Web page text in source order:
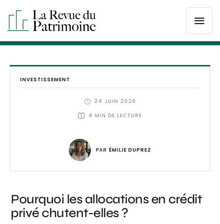
INVESTISSEMENT
24 JUIN 2026
4 MIN DE LECTURE
PAR ÉMILIE DUPREZ
Pourquoi les allocations en crédit
privé chutent-elles ?